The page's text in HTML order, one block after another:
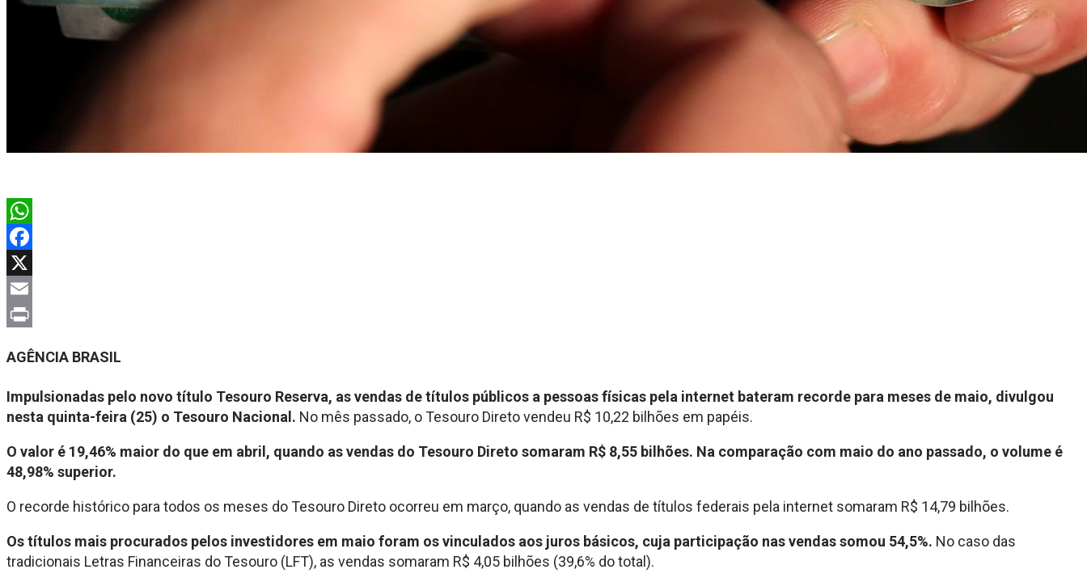
WhatsApp
Facebook
X
Email
AGÊNCIA BRASIL
Impulsionadas pelo novo título Tesouro Reserva, as vendas de títulos públicos a pessoas físicas pela internet bateram recorde para meses de maio, divulgou
nesta quinta-feira (25) o Tesouro Nacional. No mês passado, o Tesouro Direto vendeu R$ 10,22 bilhões em papéis.
O valor é 19,46% maior do que em abril, quando as vendas do Tesouro Direto somaram R$ 8,55 bilhões. Na comparação com maio do ano passado, o volume é
48,98% superior.
O recorde histórico para todos os meses do Tesouro Direto ocorreu em março, quando as vendas de títulos federais pela internet somaram R$ 14,79 bilhões.
Os títulos mais procurados pelos investidores em maio foram os vinculados aos juros básicos, cuja participação nas vendas somou 54,5%. No caso das
tradicionais Letras Financeiras do Tesouro (LFT), as vendas somaram R$ 4,05 bilhões (39,6% do total).